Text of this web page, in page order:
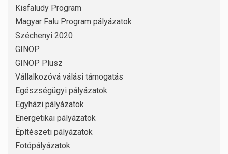
Kisfaludy Program
Magyar Falu Program pályázatok
Széchenyi 2020
GINOP
GINOP Plusz
Vállalkozóvá válási támogatás
Egészségügyi pályázatok
Egyházi pályázatok
Energetikai pályázatok
Építészeti pályázatok
Fotópályázatok